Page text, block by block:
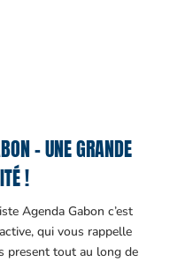
– UNE GRANDE
!
Agenda Gabon c’est
qui vous rappelle
present tout au long de